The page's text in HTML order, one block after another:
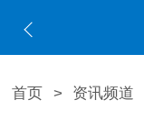
首页 > 资讯频道